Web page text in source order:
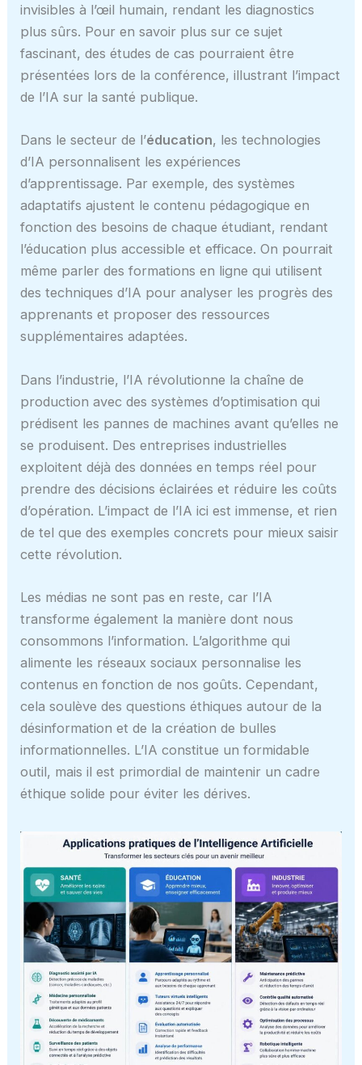
invisibles à l’œil humain, rendant les diagnostics
plus sûrs. Pour en savoir plus sur ce sujet
fascinant, des études de cas pourraient être
présentées lors de la conférence, illustrant l’impact
de l’IA sur la santé publique.
Dans le secteur de l’éducation, les technologies
d’IA personnalisent les expériences
d’apprentissage. Par exemple, des systèmes
adaptatifs ajustent le contenu pédagogique en
fonction des besoins de chaque étudiant, rendant
l’éducation plus accessible et efficace. On pourrait
même parler des formations en ligne qui utilisent
des techniques d’IA pour analyser les progrès des
apprenants et proposer des ressources
supplémentaires adaptées.
Dans l’industrie, l’IA révolutionne la chaîne de
production avec des systèmes d’optimisation qui
prédisent les pannes de machines avant qu’elles ne
se produisent. Des entreprises industrielles
exploitent déjà des données en temps réel pour
prendre des décisions éclairées et réduire les coûts
d’opération. L’impact de l’IA ici est immense, et rien
de tel que des exemples concrets pour mieux saisir
cette révolution.
Les médias ne sont pas en reste, car l’IA
transforme également la manière dont nous
consommons l’information. L’algorithme qui
alimente les réseaux sociaux personnalise les
contenus en fonction de nos goûts. Cependant,
cela soulève des questions éthiques autour de la
désinformation et de la création de bulles
informationnelles. L’IA constitue un formidable
outil, mais il est primordial de maintenir un cadre
éthique solide pour éviter les dérives.